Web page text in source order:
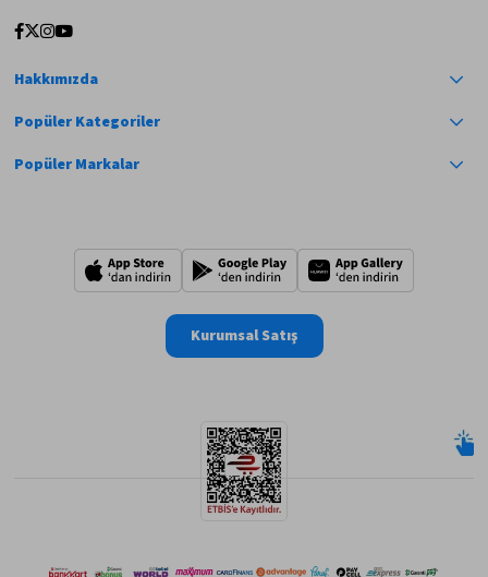
Hakkımızda
Popüler Kategoriler
Popüler Markalar
Kurumsal Satış